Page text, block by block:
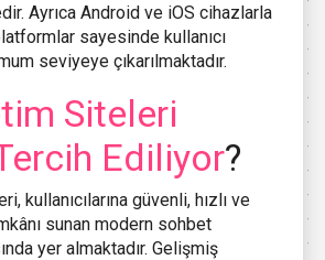
Ayrıca Android ve iOS cihazlarla
sayesinde kullanıcı
seviyeye çıkarılmaktadır.
Siteleri
Ediliyor?
kullanıcılarına güvenli, hızlı ve
sunan modern sohbet
yer almaktadır. Gelişmiş